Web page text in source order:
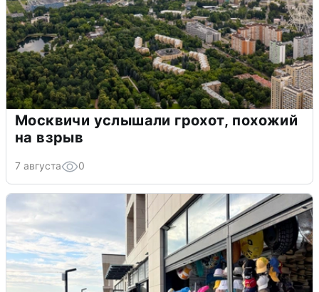
Москвичи услышали грохот, похожий
на взрыв
7 августа 0